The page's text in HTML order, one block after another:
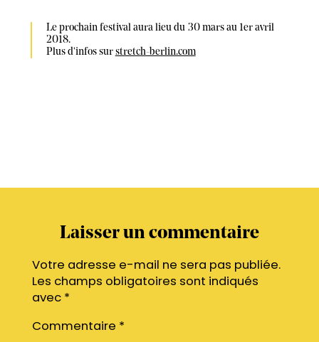
Le prochain festival aura lieu du 30 mars au 1er avril
2018.
Plus d'infos sur stretch-berlin.com
Laisser un commentaire
Votre adresse e-mail ne sera pas publiée.
Les champs obligatoires sont indiqués
avec *
Commentaire *